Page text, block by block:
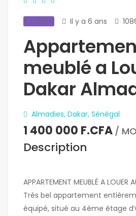
A LOUER Il y a 6 ans
meublé a
Dakar
Almadies, Dakar, Sénégal
1 400 000 F.CFA /
Description
APPARTEMENT MEUBLÉ A LOUER
Très bel appartement
équipé, situé au 4ème étage